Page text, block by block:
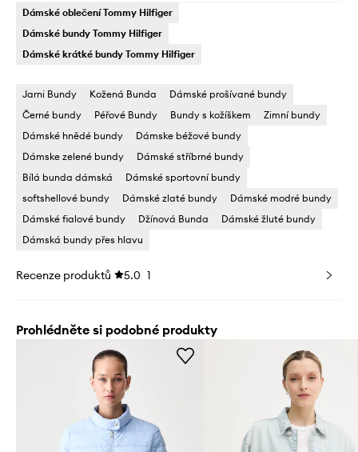
Dámské oblečení Tommy Hilfiger
Dámské bundy Tommy Hilfiger
Dámské krátké bundy Tommy Hilfiger
Jarni Bundy Kožená Bunda
Dámské prošívané bundy
Černé bundy
Péřové Bundy Bundy s kožíškem
Zimní bundy
Dámské hnědé bundy
Dámske béžové bundy
Dámske zelené bundy
Dámské stříbrné bundy
Bílá bunda dámská
Dámské sportovní bundy
softshellové bundy
Dámské zlaté bundy
Dámské modré bundy
Dámské fialové bundy
Džínová Bunda
Dámské žluté bundy
Dámská bundy přes hlavu
Recenze produktů 5.0 1
Prohlédněte si podobné produkty